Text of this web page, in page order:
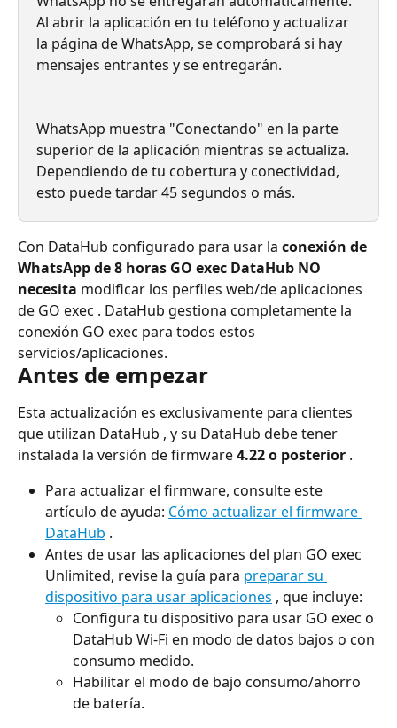
Al abrir la aplicación en tu teléfono y actualizar
la página de WhatsApp, se comprobará si hay
mensajes entrantes y se entregarán.
WhatsApp muestra "Conectando" en la parte
superior de la aplicación mientras se actualiza.
Dependiendo de tu cobertura y conectividad,
esto puede tardar 45 segundos o más.
Con DataHub configurado para usar la conexión de
WhatsApp de 8 horas GO exec DataHub NO
necesita modificar los perfiles web/de aplicaciones
de GO exec . DataHub gestiona completamente la
conexión GO exec para todos estos
servicios/aplicaciones.
Antes de empezar
Esta actualización es exclusivamente para clientes
que utilizan DataHub , y su DataHub debe tener
instalada la versión de firmware 4.22 o posterior .
Para actualizar el firmware, consulte este
artículo de ayuda: Cómo actualizar el firmware
DataHub .
Antes de usar las aplicaciones del plan GO exec
Unlimited, revise la guía para preparar su
dispositivo para usar aplicaciones , que incluye:
Configura tu dispositivo para usar GO exec o
DataHub Wi-Fi en modo de datos bajos o con
consumo medido.
Habilitar el modo de bajo consumo/ahorro
de batería.